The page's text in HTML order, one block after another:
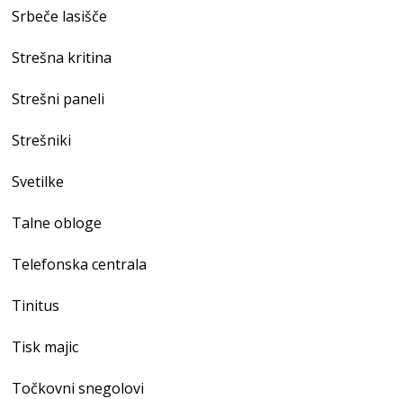
Srbeče lasišče
Strešna kritina
Strešni paneli
Strešniki
Svetilke
Talne obloge
Telefonska centrala
Tinitus
Tisk majic
Točkovni snegolovi